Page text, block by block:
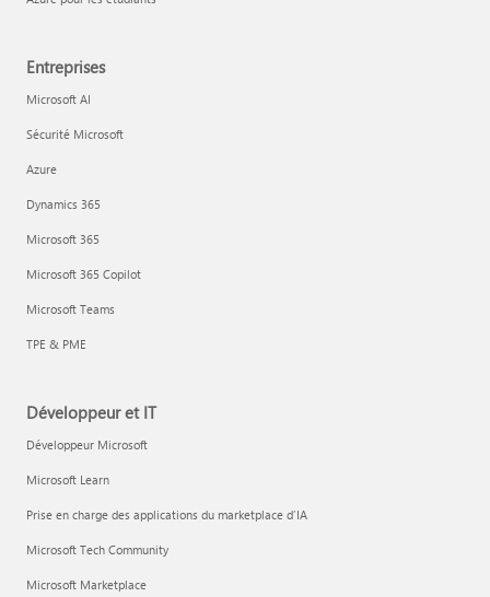
Entreprises
Microsoft AI
Sécurité Microsoft
Azure
Dynamics 365
Microsoft 365
Microsoft 365 Copilot
Microsoft Teams
TPE & PME
Développeur et IT
Développeur Microsoft
Microsoft Learn
Prise en charge des applications du marketplace d’IA
Microsoft Tech Community
Microsoft Marketplace